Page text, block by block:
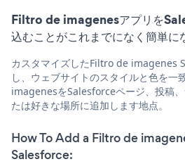
Filtro de imagenesアプリを
込むことがこれまでになく簡単に
カスタマイズしたFiltro de imagenes
し、ウェブサイトのスタイルと色を一
imagenesをSalesforceページ、投稿
たは好きな場所に追加します地点。
How To Add a Filtro de
Salesforce: